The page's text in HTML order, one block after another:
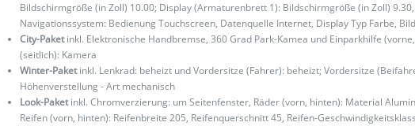
Bildschirmgröße (in Zoll) 10.00; Display (Armaturenbrett 1): Bildschirmgröße (in Zoll)
Navigationssystem: Bedienung Touchscreen, Datenquelle Internet, Display Typ Farbe,
City-Paketinkl. Elektronische Handbremse, 360 Grad Park-Kamea und Einparkhilfe
(seitlich): Kamera
Winter-Paketinkl. Lenkrad: beheizt und Vordersitze (Fahrer): beheizt; Vordersitze
Höhenverstellung - Art mechanisch
Look-Paketinkl. Chromverzierung: um Seitenfenster, Räder (vorn, hinten): Material
Reifen (vorn, hinten): Reifenbreite 205, Reifenquerschnitt 45, Reifen-